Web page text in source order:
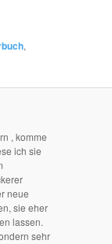
,
, komme
ich sie
neue
sie eher
lassen.
sehr